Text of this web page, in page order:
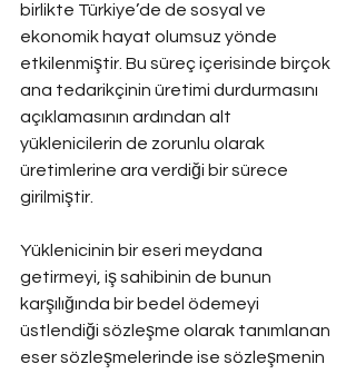
birlikte Türkiye’de de sosyal ve
ekonomik hayat olumsuz yönde
etkilenmiştir. Bu süreç içerisinde birçok
ana tedarikçinin üretimi durdurmasını
açıklamasının ardından alt
yüklenicilerin de zorunlu olarak
üretimlerine ara verdiği bir sürece
girilmiştir.
Yüklenicinin bir eseri meydana
getirmeyi, iş sahibinin de bunun
karşılığında bir bedel ödemeyi
üstlendiği sözleşme olarak tanımlanan
eser sözleşmelerinde ise sözleşmenin